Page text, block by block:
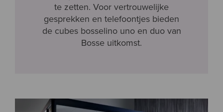
te zetten. Voor vertrouwelijke
gesprekken en telefoontjes bieden
de cubes bosselino uno en duo van
Bosse uitkomst.